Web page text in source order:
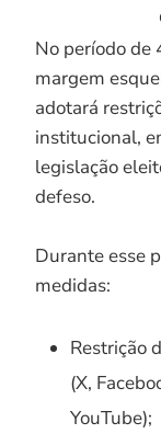
No período de
margem
adotará
institucional,
legislação
defeso.
Durante esse
medidas:
Restrição
(X,
YouTube);